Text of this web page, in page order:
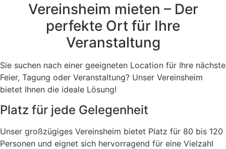
Vereinsheim mieten – Der
perfekte Ort für Ihre
Veranstaltung
Sie suchen nach einer geeigneten Location für Ihre nächste
Feier, Tagung oder Veranstaltung? Unser Vereinsheim
bietet Ihnen die ideale Lösung!
Platz für jede Gelegenheit
Unser großzügiges Vereinsheim bietet Platz für 80 bis 120
Personen und eignet sich hervorragend für eine Vielzahl